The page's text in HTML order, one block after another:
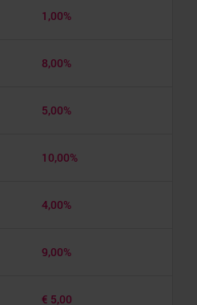
1,00%
8,00%
5,00%
10,00%
4,00%
9,00%
€ 5,00